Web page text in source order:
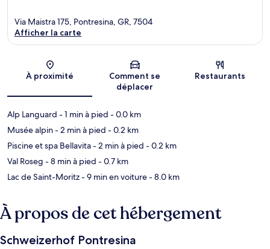
Carte
Via Maistra 175, Pontresina, GR, 7504
Afficher la carte
À proximité
Comment se
déplacer
Restaurants
Alp Languard - 1 min à pied - 0.0 km
Musée alpin- 2 min à pied - 0.2 km
Piscine et spa Bellavita- 2 min à pied - 0.2 km
Val Roseg - 8 min à pied - 0.7 km
Lac de Saint-Moritz- 9 min en voiture- 8.0 km
À propos de cet hébergement
Schweizerhof Pontresina